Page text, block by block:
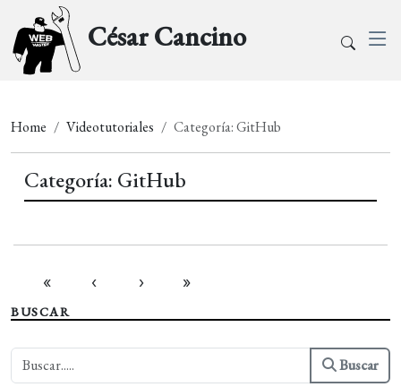
César Cancino
Home Videotutoriales Categoría: GitHub
Categoría: GitHub
« ‹ › »
BUSCAR
Buscar